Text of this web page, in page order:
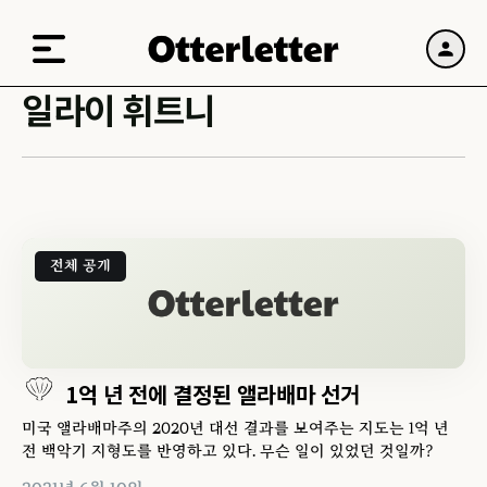
일라이 휘트니
전체 공개
1억 년 전에 결정된 앨라배마 선거
미국 앨라배마주의 2020년 대선 결과를 보여주는 지도는 1억 년
전 백악기 지형도를 반영하고 있다. 무슨 일이 있었던 것일까?